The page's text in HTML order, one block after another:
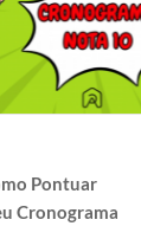
Pontuar
Cronograma